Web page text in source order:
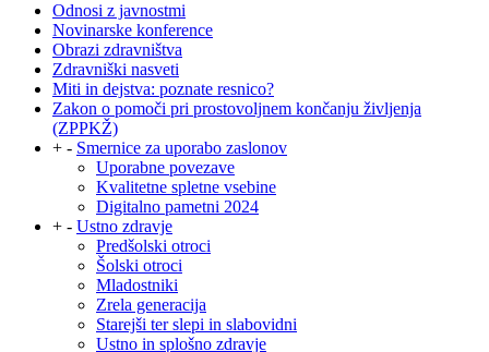
Odnosi z javnostmi
Novinarske konference
Obrazi zdravništva
Zdravniški nasveti
Miti in dejstva: poznate resnico?
Zakon o pomoči pri prostovoljnem končanju življenja
(ZPPKŽ)
+ - Smernice za uporabo zaslonov
Uporabne povezave
Kvalitetne spletne vsebine
Digitalno pametni 2024
+ - Ustno zdravje
Predšolski otroci
Šolski otroci
Mladostniki
Zrela generacija
Starejši ter slepi in slabovidni
Ustno in splošno zdravje